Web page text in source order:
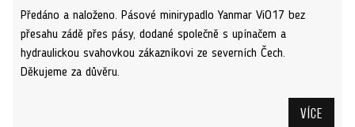
Předáno a naloženo. Pásové minirypadlo Yanmar ViO17 bez
přesahu zádě přes pásy, dodané společně s upínačem a
hydraulickou svahovkou zákazníkovi ze severních Čech.
Děkujeme za důvěru.
Více